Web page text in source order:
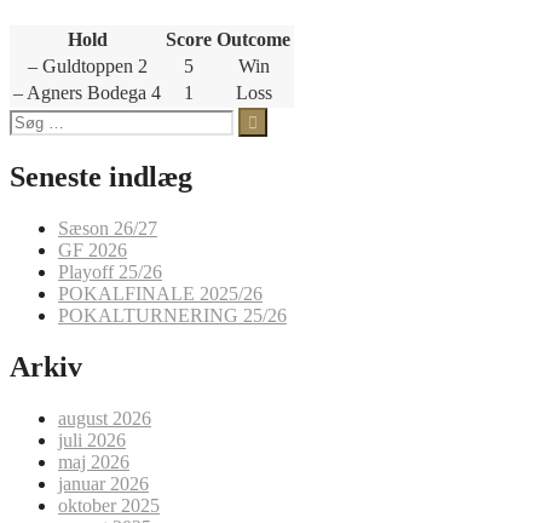
Hold Score Outcome
– Guldtoppen 2
5
Win
– Agners Bodega 4
1
Loss
Søg
efter:
Seneste indlæg
Sæson 26/27
GF 2026
Playoff 25/26
POKALFINALE 2025/26
POKALTURNERING 25/26
Arkiv
august 2026
juli 2026
maj 2026
januar 2026
oktober 2025